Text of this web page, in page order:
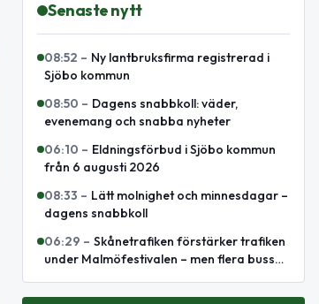
Senaste nytt
08:52 – Ny lantbruksfirma registrerad i
Sjöbo kommun
08:50 – Dagens snabbkoll: väder,
evenemang och snabba nyheter
06:10 – Eldningsförbud i Sjöbo kommun
från 6 augusti 2026
08:33 – Lätt molnighet och minnesdagar –
dagens snabbkoll
06:29 – Skånetrafiken förstärker trafiken
under Malmöfestivalen – men flera bussar